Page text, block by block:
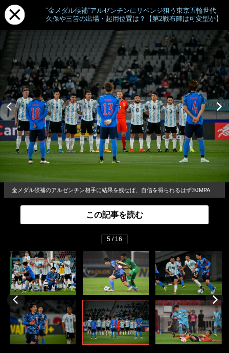
“金メダル候補”アルゼンチンにリベンジ狙う東京五輪世代
久保や三笘の出場・起用位置は？【第2戦布陣は可変型か】
金メダル候補のアルゼンチン相手に結果を残せば、自信を得られるはず©JMPA
この記事を読む
5 / 16